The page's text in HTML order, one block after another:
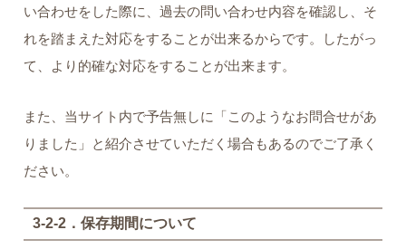
い合わせをした際に、過去の問い合わせ内容を確認し、そ
れを踏まえた対応をすることが出来るからです。したがっ
て、より的確な対応をすることが出来ます。
また、当サイト内で予告無しに「このようなお問合せがあ
りました」と紹介させていただく場合もあるのでご了承く
ださい。
3-2-2．保存期間について